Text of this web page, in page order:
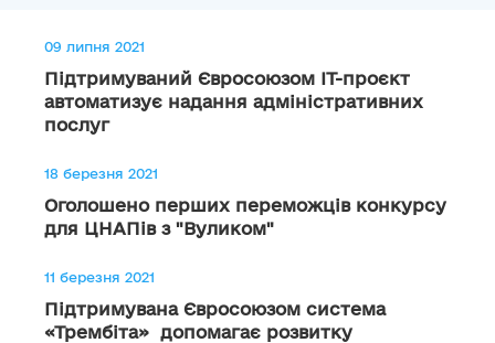
09 липня 2021
Підтримуваний Євросоюзом IT-проєкт
автоматизує надання адміністративних
послуг
18 березня 2021
Оголошено перших переможців конкурсу
для ЦНАПів з "Вуликом"
11 березня 2021
Підтримувана Євросоюзом система
«Трембіта» допомагає розвитку